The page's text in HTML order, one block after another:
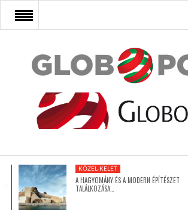
FŐOLDAL
AFRIKA
ÁZSIA
KÖZEL-KELET
A HAGYOMÁNY ÉS A MODERN ÉPÍTÉSZET
TALÁLKOZÁSA…